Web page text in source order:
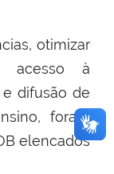
otimizar
acesso à
difusão de
foram
elencados